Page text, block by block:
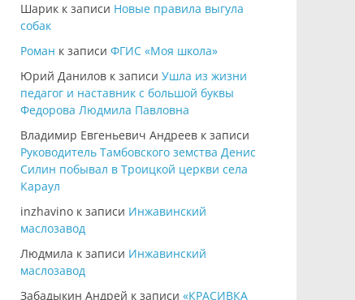
Шарик к записи Новые правила выгула
собак
Роман к записи ФГИС «Моя школа»
Юрий Данилов к записи Ушла из жизни
педагог и наставник с большой буквы
Федорова Людмила Павловна
Владимир Евгеньевич Андреев к записи
Руководитель Тамбовского земства Денис
Силин побывал в Троицкой церкви села
Караул
inzhavino к записи Инжавинский
маслозавод
Людмила к записи Инжавинский
маслозавод
Забадыкин Андрей к записи «КРАСИВКА